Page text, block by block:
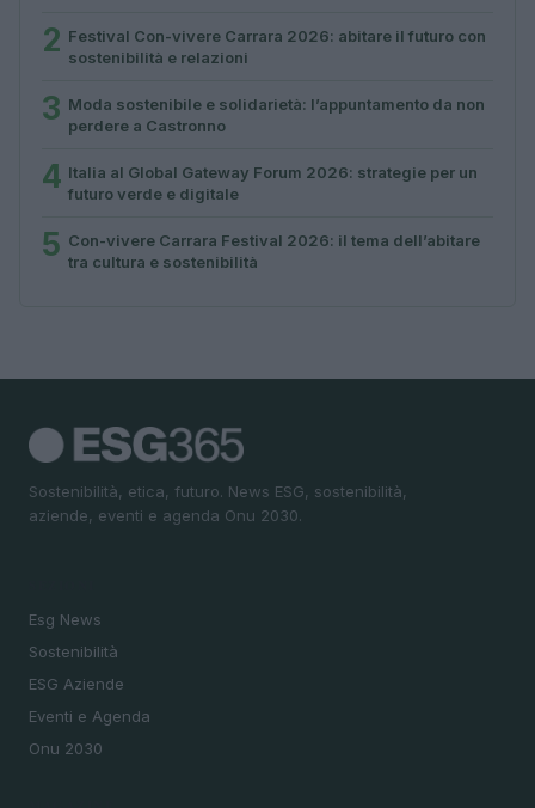
2 Festival Con-vivere Carrara 2026: abitare il futuro con
sostenibilità e relazioni
3 Moda sostenibile e solidarietà: l’appuntamento da non
perdere a Castronno
4 Italia al Global Gateway Forum 2026: strategie per un
futuro verde e digitale
5 Con-vivere Carrara Festival 2026: il tema dell’abitare
tra cultura e sostenibilità
Sostenibilità, etica, futuro. News ESG, sostenibilità,
aziende, eventi e agenda Onu 2030.
Esg News
Sostenibilità
ESG Aziende
Eventi e Agenda
Onu 2030